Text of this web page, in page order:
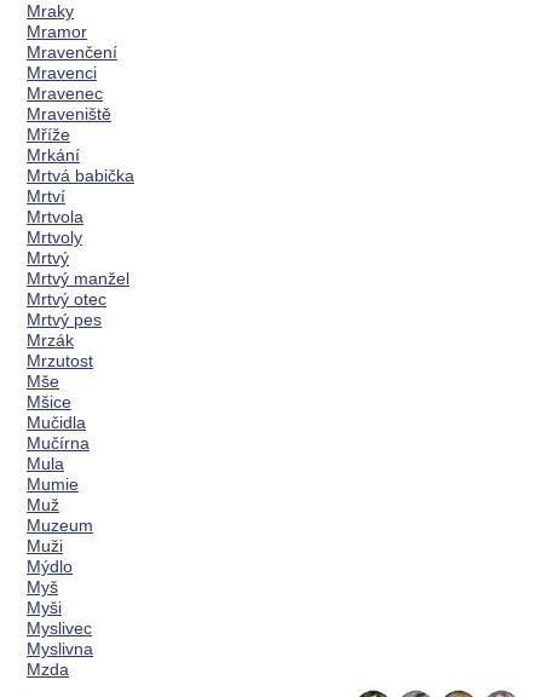
Mraky
Mramor
Mravenčení
Mravenci
Mravenec
Mraveniště
Mříže
Mrkání
Mrtvá babička
Mrtví
Mrtvola
Mrtvoly
Mrtvý
Mrtvý manžel
Mrtvý otec
Mrtvý pes
Mrzák
Mrzutost
Mše
Mšice
Mučidla
Mučírna
Mula
Mumie
Muž
Muzeum
Muži
Mýdlo
Myš
Myši
Myslivec
Myslivna
Mzda